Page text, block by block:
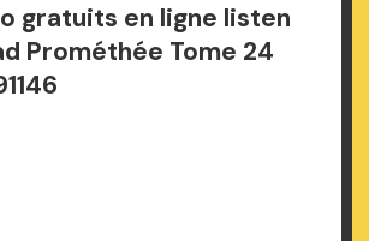
gratuits en ligne listen
Prométhée Tome 24